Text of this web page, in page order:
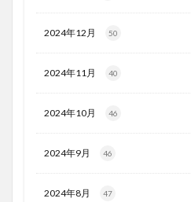
2024年12月 50
2024年11月 40
2024年10月 46
2024年9月 46
2024年8月 47